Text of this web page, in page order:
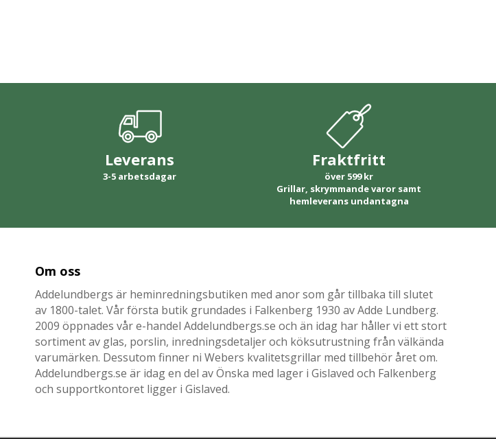
Leverans
3-5 arbetsdagar
Fraktfritt
över 599 kr
Grillar, skrymmande varor samt
hemleverans undantagna
Om oss
Addelundbergs är heminredningsbutiken med anor som går tillbaka till slutet
av 1800-talet. Vår första butik grundades i Falkenberg 1930 av Adde Lundberg.
2009 öppnades vår e-handel Addelundbergs.se och än idag har håller vi ett stort
sortiment av glas, porslin, inredningsdetaljer och köksutrustning från välkända
varumärken. Dessutom finner ni Webers kvalitetsgrillar med tillbehör året om.
Addelundbergs.se är idag en del av Önska med lager i Gislaved och Falkenberg
och supportkontoret ligger i Gislaved.